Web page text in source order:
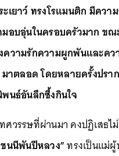
เยาว์ ทรงโรแมนติก มีควา
อบอุ่นในครอบครัวมาก ขณ
ความรักความผูกพันและ
มาตลอด โดยหลายครั้งปรา
นธ์อันลึกซึ้งกินใจ
วรรษที่ผ่านมา คงปฏิเสธไ
นนีพันปีหลวง”ทรงเป็นแม่ผู้